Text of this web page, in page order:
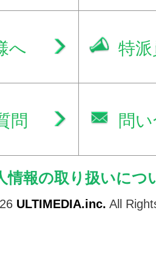
へ 特
問 問
情報の取り扱いにつ
ULTIMEDIA.inc. All